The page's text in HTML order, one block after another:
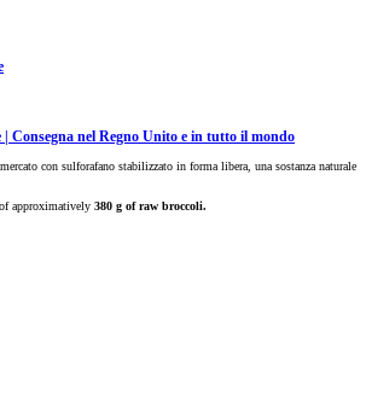
Consegna nel Regno Unito e in tutto il mondo
con sulforafano stabilizzato in forma libera, una sostanza naturale
approximatively 380 g of raw broccoli.